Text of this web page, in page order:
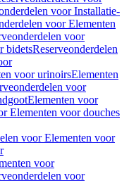
voor Installatie-
voor Elementen
voor
bidetsReserveonderdelen
voor urinoirsElementen
voor
Elementen voor
Elementen voor douches
voor Elementen voor
voor
voor